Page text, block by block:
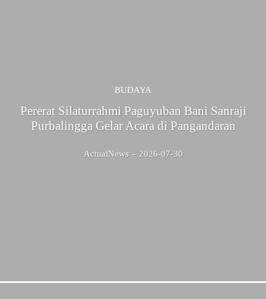
BUDAYA
Pererat Silaturrahmi Paguyuban Bani Sanraji
Purbalingga Gelar Acara di Pangandaran
ActualNews - 2026-07-30